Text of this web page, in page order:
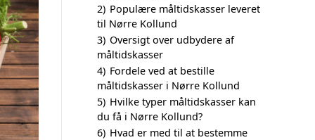
2) Populære måltidskasser leveret
til Nørre Kollund
3) Oversigt over udbydere af
måltidskasser
4) Fordele ved at bestille
måltidskasser i Nørre Kollund
5) Hvilke typer måltidskasser kan
du få i Nørre Kollund?
6) Hvad er med til at bestemme